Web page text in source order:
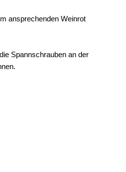
ansprechenden Weinrot
Spannschrauben an der